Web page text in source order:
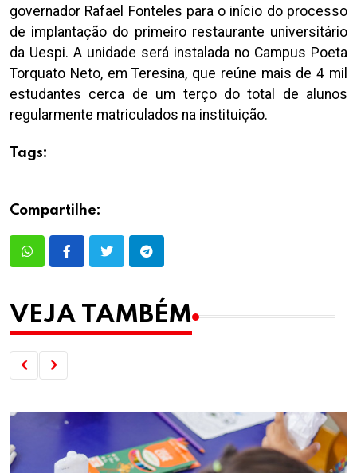
governador Rafael Fonteles para o início do processo
de implantação do primeiro restaurante universitário
da Uespi. A unidade será instalada no Campus Poeta
Torquato Neto, em Teresina, que reúne mais de 4 mil
estudantes cerca de um terço do total de alunos
regularmente matriculados na instituição.
Tags:
Compartilhe:
VEJA TAMBÉM